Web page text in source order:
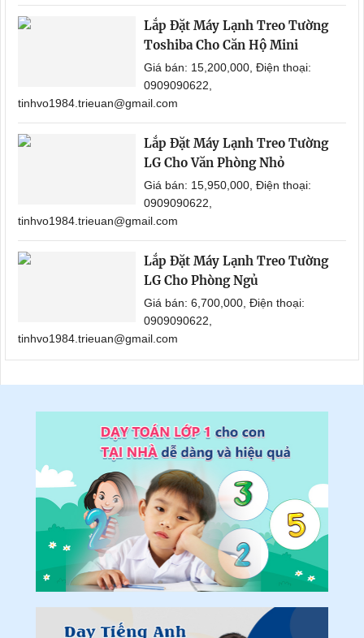
Lắp Đặt Máy Lạnh Treo Tường
Toshiba Cho Căn Hộ Mini
Giá bán: 15,200,000, Điện thoại:
0909090622,
tinhvo1984.trieuan@gmail.com
Lắp Đặt Máy Lạnh Treo Tường
LG Cho Văn Phòng Nhỏ
Giá bán: 15,950,000, Điện thoại:
0909090622,
tinhvo1984.trieuan@gmail.com
Lắp Đặt Máy Lạnh Treo Tường
LG Cho Phòng Ngủ
Giá bán: 6,700,000, Điện thoại:
0909090622,
tinhvo1984.trieuan@gmail.com